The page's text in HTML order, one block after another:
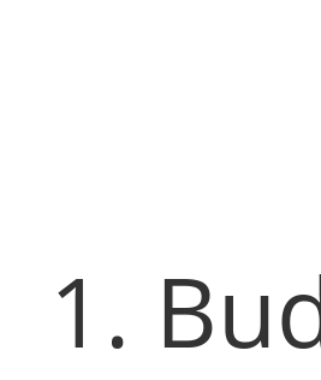
1.